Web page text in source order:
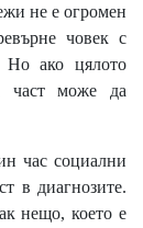
не е огромен
човек с
ако цялото
част може да
час социални
в диагнозите.
нещо, което е